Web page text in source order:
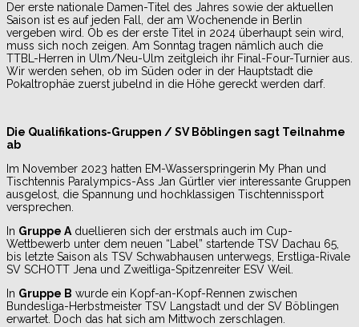
Der erste nationale Damen-Titel des Jahres sowie der aktuellen
Saison ist es auf jeden Fall, der am Wochenende in Berlin
vergeben wird. Ob es der erste Titel in 2024 überhaupt sein wird,
muss sich noch zeigen. Am Sonntag tragen nämlich auch die
TTBL-Herren in Ulm/Neu-Ulm zeitgleich ihr Final-Four-Turnier aus.
Wir werden sehen, ob im Süden oder in der Hauptstadt die
Pokaltrophäe zuerst jubelnd in die Höhe gereckt werden darf.
Die Qualifikations-Gruppen / SV Böblingen sagt Teilnahme
ab
Im November 2023 hatten EM-Wasserspringerin My Phan und
Tischtennis Paralympics-Ass Jan Gürtler vier interessante Gruppen
ausgelost, die Spannung und hochklassigen Tischtennissport
versprechen.
In Gruppe Aduellieren sich der erstmals auch im Cup-
Wettbewerb unter dem neuen “Label” startende TSV Dachau 65,
bis letzte Saison als TSV Schwabhausen unterwegs, Erstliga-Rivale
SV SCHOTT Jena und Zweitliga-Spitzenreiter ESV Weil.
In Gruppe B wurde ein Kopf-an-Kopf-Rennen zwischen
Bundesliga-Herbstmeister TSV Langstadt und der SV Böblingen
erwartet. Doch das hat sich am Mittwoch zerschlagen.